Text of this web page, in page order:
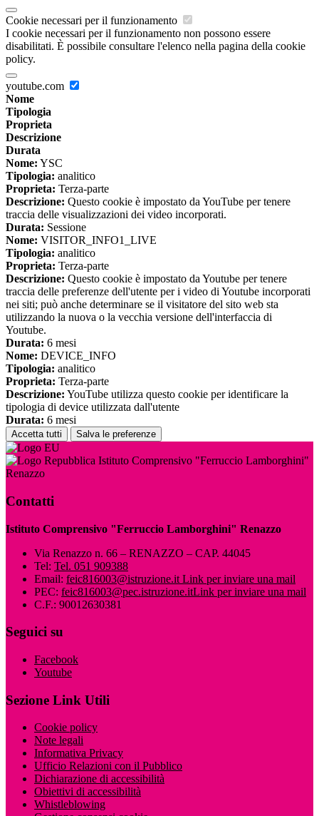
Cookie necessari per il funzionamento
I cookie necessari per il funzionamento non possono essere
disabilitati. È possibile consultare l'elenco nella pagina della cookie
policy.
youtube.com
Nome
Tipologia
Proprieta
Descrizione
Durata
Nome: YSC
Tipologia: analitico
Proprieta: Terza-parte
Descrizione: Questo cookie è impostato da YouTube per tenere
traccia delle visualizzazioni dei video incorporati.
Durata: Sessione
Nome: VISITOR_INFO1_LIVE
Tipologia: analitico
Proprieta: Terza-parte
Descrizione: Questo cookie è impostato da Youtube per tenere
traccia delle preferenze dell'utente per i video di Youtube incorporati
nei siti; può anche determinare se il visitatore del sito web sta
utilizzando la nuova o la vecchia versione dell'interfaccia di
Youtube.
Durata: 6 mesi
Nome: DEVICE_INFO
Tipologia: analitico
Proprieta: Terza-parte
Descrizione: YouTube utilizza questo cookie per identificare la
tipologia di device utilizzata dall'utente
Durata: 6 mesi
Accetta tutti Salva le preferenze
Istituto Comprensivo "Ferruccio Lamborghini"
Renazzo
Contatti
Istituto Comprensivo "Ferruccio Lamborghini" Renazzo
Via Renazzo n. 66 – RENAZZO – CAP. 44045
Tel: Tel. 051 909388
Email: feic816003@istruzione.it Link per inviare una mail
PEC: feic816003@pec.istruzione.itLink per inviare una mail
C.F.: 90012630381
Seguici su
Facebook
Youtube
Sezione Link Utili
Cookie policy
Note legali
Informativa Privacy
Ufficio Relazioni con il Pubblico
Dichiarazione di accessibilità
Obiettivi di accessibilità
Whistleblowing